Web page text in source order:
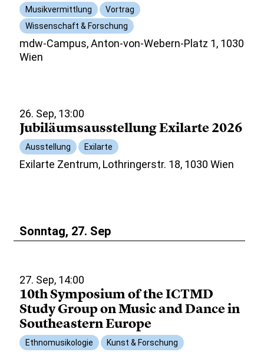
Musikvermittlung
Vortrag
Wissenschaft & Forschung
mdw-Campus, Anton-von-Webern-Platz 1, 1030
Wien
26. Sep, 13:00
Jubiläumsausstellung Exilarte 2026
Ausstellung Exilarte
Exilarte Zentrum, Lothringerstr. 18, 1030 Wien
Sonntag, 27. Sep
27. Sep, 14:00
10th Symposium of the ICTMD
Study Group on Music and Dance in
Southeastern Europe
Ethnomusikologie Kunst & Forschung